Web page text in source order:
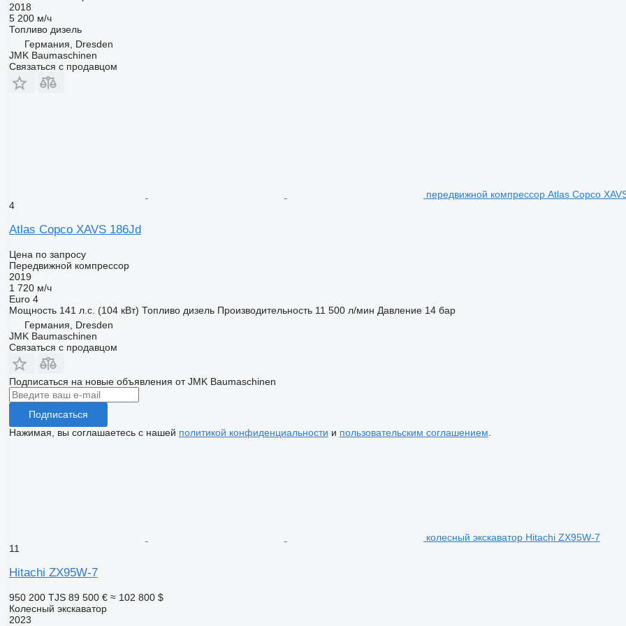
2018
5 200 м/ч
Топливо дизель
Германия, Dresden
JMK Baumaschinen
Связаться с продавцом
передвижной компрессор Atlas Copco
4
Atlas Copco XAVS 186Jd
Цена по запросу
Передвижной компрессор
2019
1 720 м/ч
Euro 4
Мощность 141 л.с. (104 кВт) Топливо дизель Производительность 11 500 л/мин Давление 14 бар
Германия, Dresden
JMK Baumaschinen
Связаться с продавцом
Подписаться на новые объявления от JMK Baumaschinen
Подписаться
Нажимая, вы соглашаетесь с нашей политикой конфиденциальности и пользовательским соглашением
колесный экскаватор Hitachi ZX95W-7
11
Hitachi ZX95W-7
950 200 TJS 89 500 € ≈ 102 800 $
Колесный экскаватор
2023